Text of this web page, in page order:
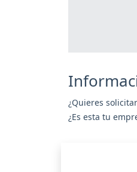
¿Quieres
¿Es esta tu